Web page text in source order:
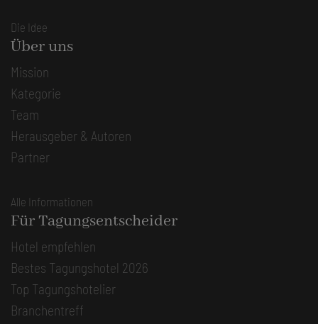
Die Idee
Über uns
Mission
Kategorie
Team
Herausgeber & Autoren
Partner
Alle Informationen
Für Tagungsentscheider
Hotel empfehlen
Bestes Tagungshotel 2026
Top Tagungshotelier
Branchentreff